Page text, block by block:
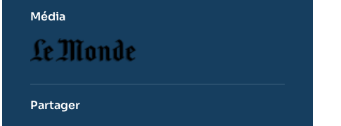
Média
Logo
Partager